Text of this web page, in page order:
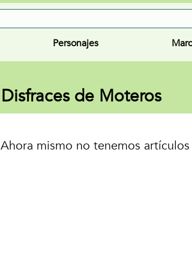
Personajes
Disfraces de Moteros
Ahora mismo no tenemos